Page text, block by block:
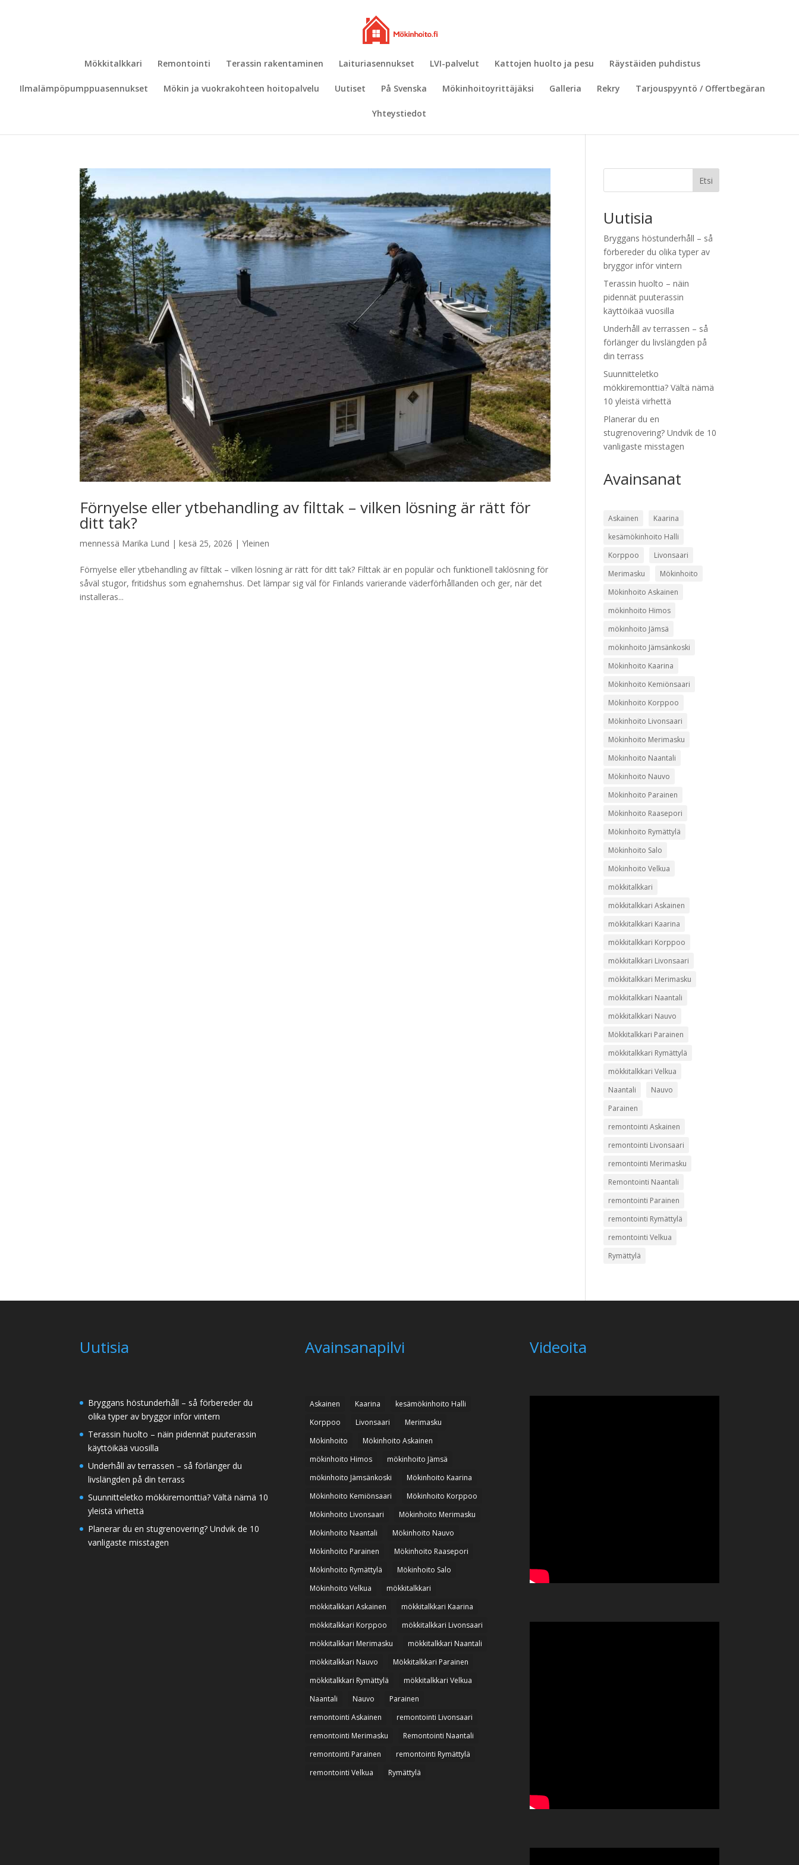
Mökkitalkkari Remontointi Terassin rakentaminen Laituriasennukset LVI-palvelut Kattojen huolto ja pesu Räystäiden puhdistus
Ilmalämpöpumppuasennukset Mökin ja vuokrakohteen hoitopalvelu Uutiset På Svenska Mökinhoitoyrittäjäksi Galleria Rekry Tarjouspyyntö / Offertbegäran
Yhteystiedot
Förnyelse eller ytbehandling av filttak – vilken lösning är rätt för
ditt tak?
mennessä Marika Lund |kesä 25, 2026 |Yleinen
Förnyelse eller ytbehandling av filttak – vilken lösning är rätt för ditt tak? Filttak är en populär och funktionell taklösning för
såväl stugor, fritidshus som egnahemshus. Det lämpar sig väl för Finlands varierande väderförhållanden och ger, när det
installeras...
Etsi
Uutisia
Bryggans höstunderhåll – så
förbereder du olika typer av
bryggor inför vintern
Terassin huolto – näin
pidennät puuterassin
käyttöikää vuosilla
Underhåll av terrassen – så
förlänger du livslängden på
din terrass
Suunnitteletko
mökkiremonttia? Vältä nämä
10 yleistä virhettä
Planerar du en
stugrenovering? Undvik de 10
vanligaste misstagen
Avainsanat
Askainen
Kaarina
kesämökinhoito Halli
Korppoo
Livonsaari
Merimasku
Mökinhoito
Mökinhoito Askainen
mökinhoito Himos
mökinhoito Jämsä
mökinhoito Jämsänkoski
Mökinhoito Kaarina
Mökinhoito Kemiönsaari
Mökinhoito Korppoo
Mökinhoito Livonsaari
Mökinhoito Merimasku
Mökinhoito Naantali
Mökinhoito Nauvo
Mökinhoito Parainen
Mökinhoito Raasepori
Mökinhoito Rymättylä
Mökinhoito Salo
Mökinhoito Velkua
mökkitalkkari
mökkitalkkari Askainen
mökkitalkkari Kaarina
mökkitalkkari Korppoo
mökkitalkkari Livonsaari
mökkitalkkari Merimasku
mökkitalkkari Naantali
mökkitalkkari Nauvo
Mökkitalkkari Parainen
mökkitalkkari Rymättylä
mökkitalkkari Velkua
Naantali
Nauvo
Parainen
remontointi Askainen
remontointi Livonsaari
remontointi Merimasku
Remontointi Naantali
remontointi Parainen
remontointi Rymättylä
remontointi Velkua
Rymättylä
Uutisia
Bryggans höstunderhåll – så förbereder du
olika typer av bryggor inför vintern
Terassin huolto – näin pidennät puuterassin
käyttöikää vuosilla
Underhåll av terrassen – så förlänger du
livslängden på din terrass
Suunnitteletko mökkiremonttia? Vältä nämä 10
yleistä virhettä
Planerar du en stugrenovering? Undvik de 10
vanligaste misstagen
Avainsanapilvi
Askainen Kaarina
kesämökinhoito Halli
Korppoo
Livonsaari
Merimasku
Mökinhoito
Mökinhoito Askainen
mökinhoito Himos
mökinhoito Jämsä
mökinhoito Jämsänkoski
Mökinhoito Kaarina
Mökinhoito Kemiönsaari
Mökinhoito Korppoo
Mökinhoito Livonsaari
Mökinhoito Merimasku
Mökinhoito Naantali
Mökinhoito Nauvo
Mökinhoito Parainen
Mökinhoito Raasepori
Mökinhoito Rymättylä
Mökinhoito Salo
Mökinhoito Velkua
mökkitalkkari
mökkitalkkari Askainen
mökkitalkkari Kaarina
mökkitalkkari Korppoo
mökkitalkkari Livonsaari
mökkitalkkari Merimasku
mökkitalkkari Naantali
mökkitalkkari Nauvo
Mökkitalkkari Parainen
mökkitalkkari Rymättylä
mökkitalkkari Velkua
Naantali
Nauvo
Parainen
remontointi Askainen
remontointi Livonsaari
remontointi Merimasku
Remontointi Naantali
remontointi Parainen
remontointi Rymättylä
remontointi Velkua
Rymättylä
Videoita